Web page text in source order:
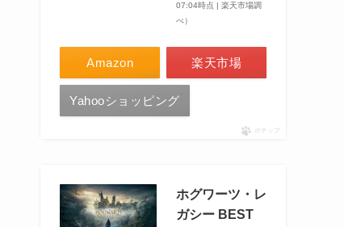
07:04時点 | 楽天市場調
べ）
Amazon 楽天市場
Yahooショッピング
ポチップ
ホグワーツ・レ
ガシー BEST